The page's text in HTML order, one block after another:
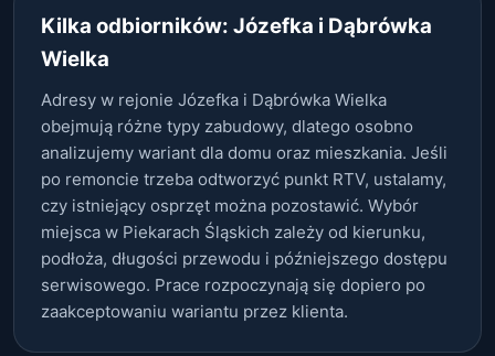
Kilka odbiorników: Józefka i Dąbrówka
Wielka
Adresy w rejonie Józefka i Dąbrówka Wielka
obejmują różne typy zabudowy, dlatego osobno
analizujemy wariant dla domu oraz mieszkania. Jeśli
po remoncie trzeba odtworzyć punkt RTV, ustalamy,
czy istniejący osprzęt można pozostawić. Wybór
miejsca w Piekarach Śląskich zależy od kierunku,
podłoża, długości przewodu i późniejszego dostępu
serwisowego. Prace rozpoczynają się dopiero po
zaakceptowaniu wariantu przez klienta.